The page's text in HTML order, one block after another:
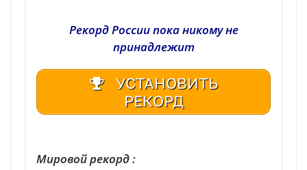
Рекорд России пока никому не
принадлежит
УСТАНОВИТЬ
РЕКОРД
Мировой рекорд :